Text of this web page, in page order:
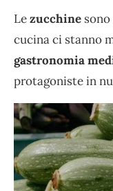
Lezucchine
cucina ci stanno
gastronomia
protagoniste in